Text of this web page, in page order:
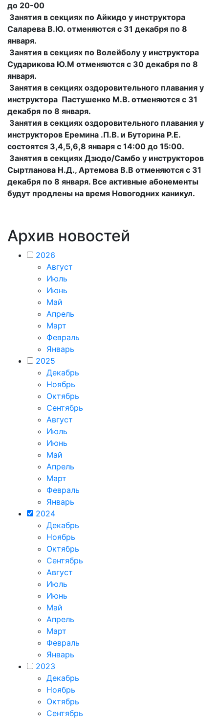
до 20-00
Занятия в секциях по Айкидо у инструктора
Саларева В.Ю. отменяются с 31 декабря по 8
января.
Занятия в секциях по Волейболу у инструктора
Сударикова Ю.М отменяются с 30 декабря по 8
января.
Занятия в секциях оздоровительного плавания у
инструктора Пастушенко М.В. отменяются с 31
декабря по 8 января.
Занятия в секциях оздоровительного плавания у
инструкторов Еремина .П.В. и Буторина Р.Е.
состоятся 3,4,5,6,8 января с 14:00 до 15:00.
Занятия в секциях Дзюдо/Самбо у инструкторов
Сыртланова Н.Д., Артемова В.В отменяются с 31
декабря по 8 января. Все активные абонементы
будут продлены на время Новогодних каникул.
Архив новостей
2026
Август
Июль
Июнь
Май
Апрель
Март
Февраль
Январь
2025
Декабрь
Ноябрь
Октябрь
Сентябрь
Август
Июль
Июнь
Май
Апрель
Март
Февраль
Январь
2024
Декабрь
Ноябрь
Октябрь
Сентябрь
Август
Июль
Июнь
Май
Апрель
Март
Февраль
Январь
2023
Декабрь
Ноябрь
Октябрь
Сентябрь